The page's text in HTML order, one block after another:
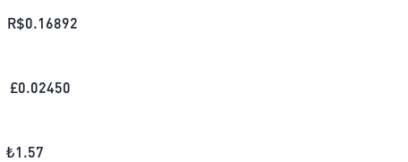
R$0.16892
£0.02450
₺1.57